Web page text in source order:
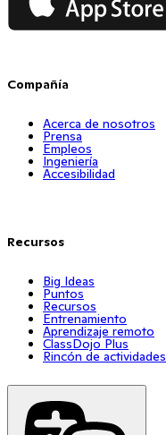
Compañía
Acerca de nosotros
Prensa
Empleos
Ingeniería
Accesibilidad
Recursos
Big Ideas
Puntos
Recursos
Entrenamiento
Aprendizaje remoto
ClassDojo Plus
Rincón de actividades